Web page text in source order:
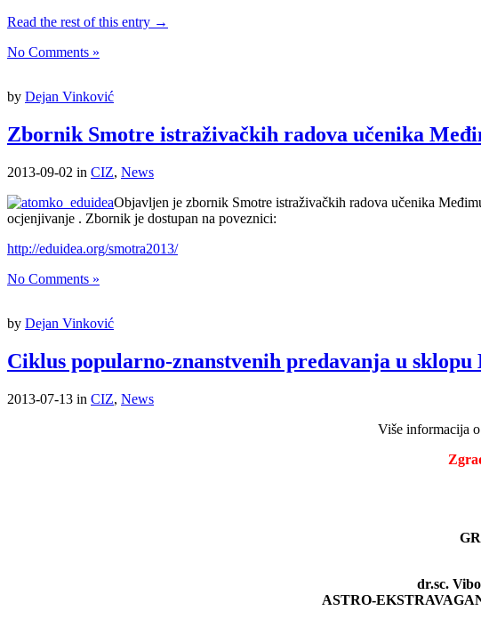
Read the rest of this entry →
No Comments »
by Dejan Vinković
Zbornik Smotre istraživačkih radova učenika
2013-09-02 in CIZ, News
Objavljen je zbornik Smotre istraživačkih radova učenika
ocjenjivanje . Zbornik je dostupan na poveznici:
http://eduidea.org/smotra2013/
No Comments »
by Dejan Vinković
Ciklus popularno-znanstvenih predavanja u
2013-07-13 in CIZ, News
Više informacija
dr.sc.
ASTRO-